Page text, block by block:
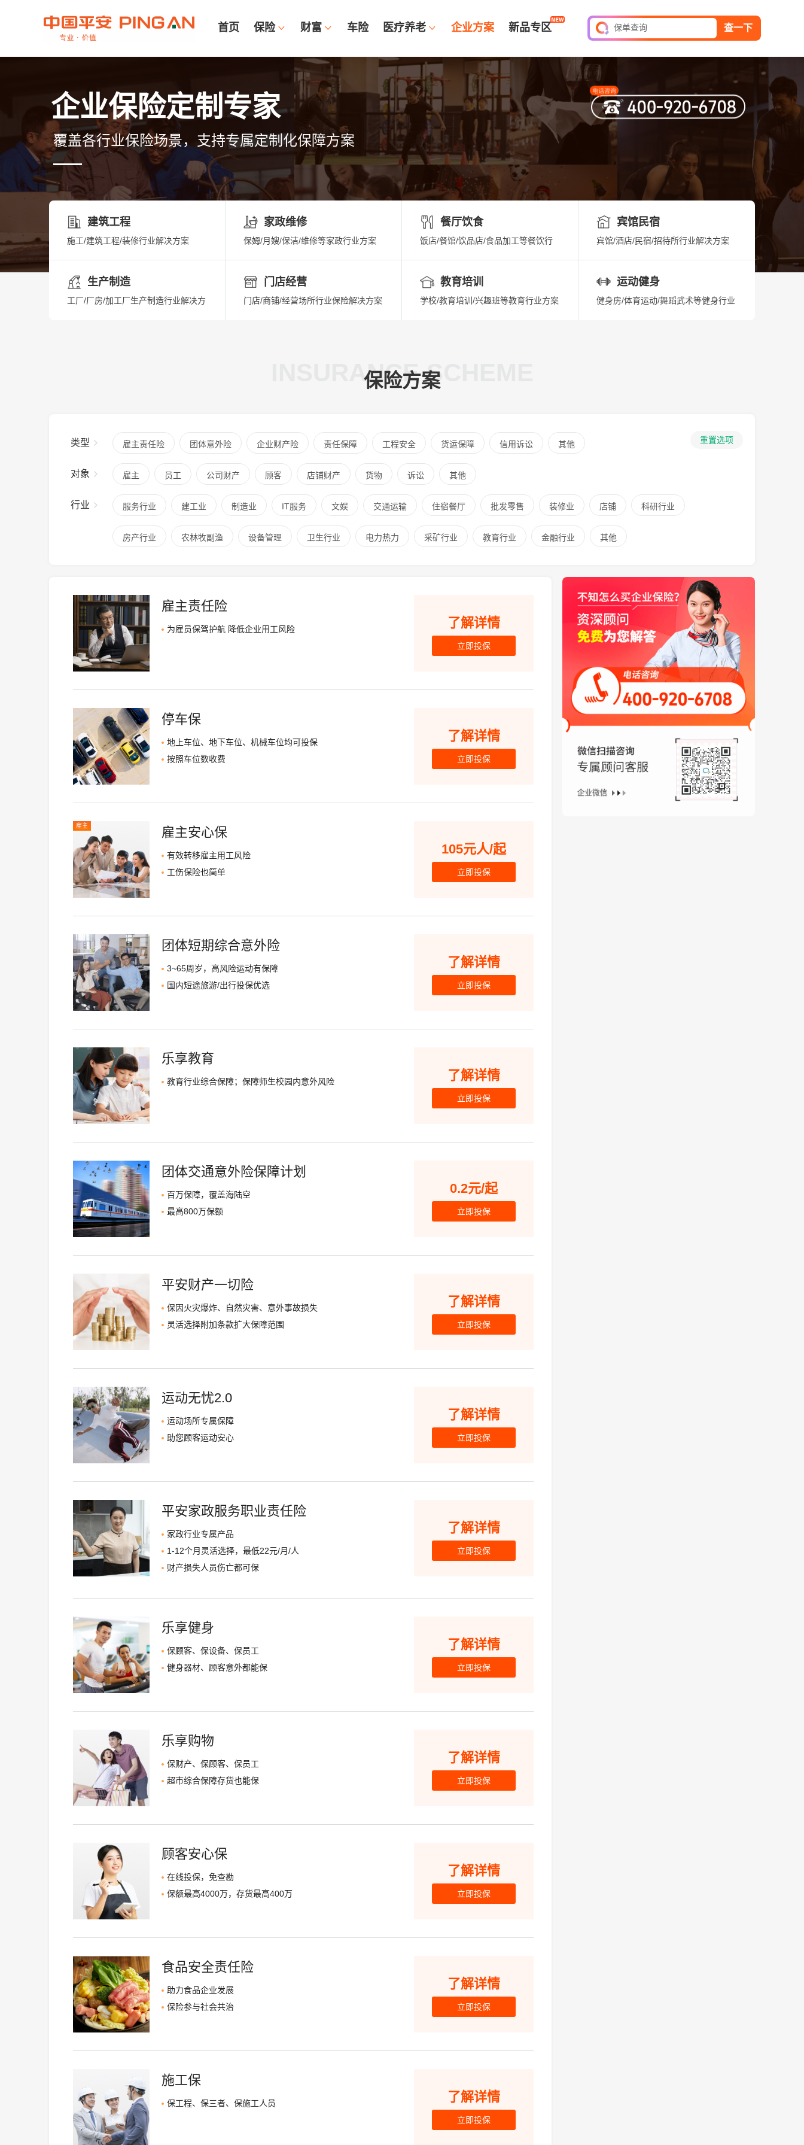
首页 保险 财富 车险 医疗养老 企业方案 新品专区
保单查询
平安家庭财产保险
保单查询
查一下
企业保险定制专家
覆盖各行业保险场景，支持专属定制化保障方案
建筑工程
施工/建筑工程/装修行业解决方案
家政维修
保姆/月嫂/保洁/维修等家政行业方案
餐厅饮食
饭店/餐馆/饮品店/食品加工等餐饮行
宾馆民宿
宾馆/酒店/民宿/招待所行业解决方案
生产制造
工厂/厂房/加工厂生产制造行业解决方
门店经营
门店/商铺/经营场所行业保险解决方案
教育培训
学校/教育培训/兴趣班等教育行业方案
运动健身
健身房/体育运动/舞蹈武术等健身行业
INSURANCE SCHEME
保险方案
重置选项
类型 雇主责任险 团体意外险 企业财产险 责任保障 工程安全 货运保障 信用诉讼 其他
对象 雇主 员工 公司财产 顾客 店铺财产 货物 诉讼 其他
行业 服务行业 建工业 制造业 IT服务 文娱 交通运输 住宿餐厅 批发零售 装修业 店铺 科研行业
房产行业 农林牧副渔 设备管理 卫生行业 电力热力 采矿行业 教育行业 金融行业 其他
雇主责任险
为雇员保驾护航 降低企业用工风险 了解详情
立即投保
停车保
地上车位、地下车位、机械车位均可投保
按照车位数收费
了解详情
立即投保
雇主 雇主安心保
有效转移雇主用工风险
工伤保险也简单
105元人/起
立即投保
团体短期综合意外险
3~65周岁，高风险运动有保障
国内短途旅游/出行投保优选
了解详情
立即投保
乐享教育
教育行业综合保障；保障师生校园内意外风险 了解详情
立即投保
团体交通意外险保障计划
百万保障，覆盖海陆空
最高800万保额
0.2元/起
立即投保
平安财产一切险
保因火灾爆炸、自然灾害、意外事故损失
灵活选择附加条款扩大保障范围
了解详情
立即投保
运动无忧2.0
运动场所专属保障
助您顾客运动安心
了解详情
立即投保
平安家政服务职业责任险
家政行业专属产品
1-12个月灵活选择，最低22元/月/人
财产损失人员伤亡都可保
了解详情
立即投保
乐享健身
保顾客、保设备、保员工
健身器材、顾客意外都能保
了解详情
立即投保
乐享购物
保财产、保顾客、保员工
超市综合保障存货也能保
了解详情
立即投保
顾客安心保
在线投保，免查勘
保额最高4000万，存货最高400万
了解详情
立即投保
食品安全责任险
助力食品企业发展
保险参与社会共治
了解详情
立即投保
施工保
保工程、保三者、保施工人员 了解详情
立即投保